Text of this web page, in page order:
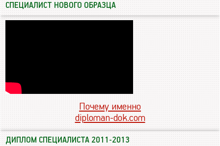
СПЕЦИАЛИСТ НОВОГО ОБРАЗЦА
Почему именно
diploman-dok.com
ДИПЛОМ СПЕЦИАЛИСТА 2011-2013